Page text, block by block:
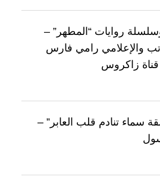
روايات “المطهر” –
والإعلامي رامي فارس
قناة زاكروس
سماء تنادم قلب العابر” –